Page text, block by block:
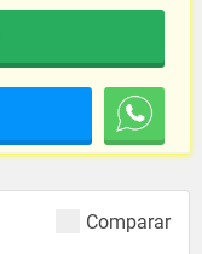
Comparar